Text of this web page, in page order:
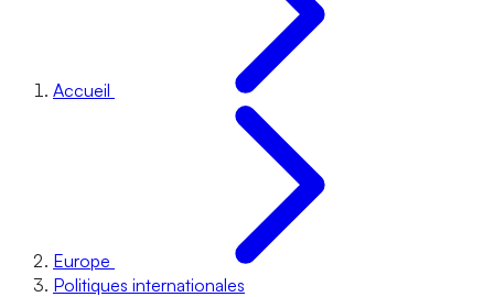
Accueil
Europe
Politiques internationales